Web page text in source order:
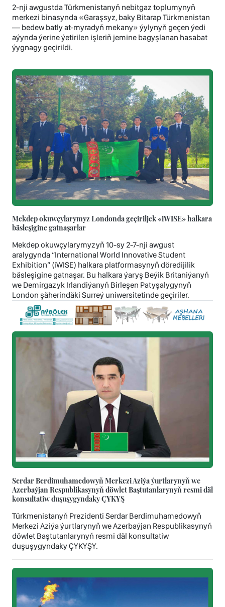
2-nji awgustda Türkmenistanyň nebitgaz toplumynyň
merkezi binasynda «Garaşsyz, baky Bitarap Türkmenistan
— bedew batly at-myradyň mekany» ýylynyň geçen ýedi
aýynda ýerine ýetirilen işleriň jemine bagyşlanan hasabat
ýygnagy geçirildi.
Mekdep okuwçylarymyz Londonda geçiriljek «iWISE» halkara
bäsleşigine gatnaşarlar
Mekdep okuwçylarymyzyň 10-sy 2-7-nji awgust
aralygynda “International World Innovative Student
Exhibition” (iWISE) halkara platformasynyň döredijilik
bäsleşigine gatnaşar. Bu halkara ýaryş Beýik Britaniýanyň
we Demirgazyk Irlandiýanyň Birleşen Patyşalygynyň
London şäherindäki Surreý uniwersitetinde geçiriler.
Serdar Berdimuhamedowyň Merkezi Aziýa ýurtlarynyň we
Azerbaýjan Respublikasynyň döwlet Baştutanlarynyň resmi däl
konsultatiw duşuşygyndaky ÇYKYŞ
Türkmenistanyň Prezidenti Serdar Berdimuhamedowyň
Merkezi Aziýa ýurtlarynyň we Azerbaýjan Respublikasynyň
döwlet Baştutanlarynyň resmi däl konsultatiw
duşuşygyndaky ÇYKYŞY.